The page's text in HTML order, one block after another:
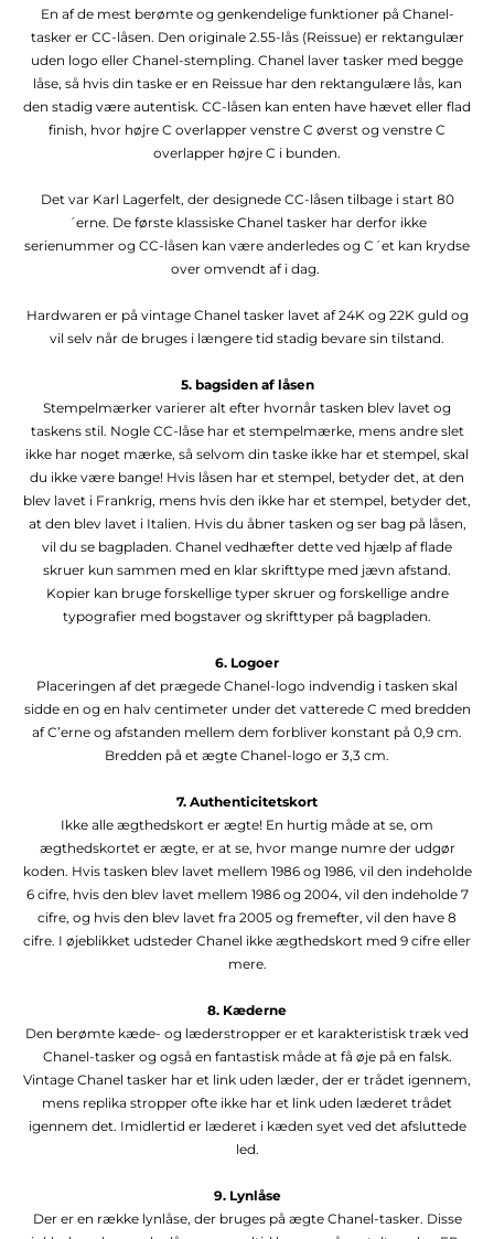
En af de mest berømte og genkendelige funktioner på Chanel-
tasker er CC-låsen. Den originale 2.55-lås (Reissue) er rektangulær
uden logo eller Chanel-stempling. Chanel laver tasker med begge
låse, så hvis din taske er en Reissue har den rektangulære lås, kan
den stadig være autentisk. CC-låsen kan enten have hævet eller flad
finish, hvor højre C overlapper venstre C øverst og venstre C
overlapper højre C i bunden.
Det var Karl Lagerfelt, der designede CC-låsen tilbage i start 80
´erne. De første klassiske Chanel tasker har derfor ikke
serienummer og CC-låsen kan være anderledes og C´et kan krydse
over omvendt af i dag.
Hardwaren er på vintage Chanel tasker lavet af 24K og 22K guld og
vil selv når de bruges i længere tid stadig bevare sin tilstand.
5. bagsiden af ​​låsen
Stempelmærker varierer alt efter hvornår tasken blev lavet og
taskens stil. Nogle CC-låse har et stempelmærke, mens andre slet
ikke har noget mærke, så selvom din taske ikke har et stempel, skal
du ikke være bange! Hvis låsen har et stempel, betyder det, at den
blev lavet i Frankrig, mens hvis den ikke har et stempel, betyder det,
at den blev lavet i Italien. Hvis du åbner tasken og ser bag på låsen,
vil du se bagpladen. Chanel vedhæfter dette ved hjælp af flade
skruer kun sammen med en klar skrifttype med jævn afstand.
Kopier kan bruge forskellige typer skruer og forskellige andre
typografier med bogstaver og skrifttyper på bagpladen.
6. Logoer
Placeringen af ​​det prægede Chanel-logo indvendig i tasken skal
sidde en og en halv centimeter under det vatterede C med bredden
af ​​C’erne og afstanden mellem dem forbliver konstant på 0,9 cm.
Bredden på et ægte Chanel-logo er 3,3 cm.
7. Authenticitetskort
Ikke alle ægthedskort er ægte! En hurtig måde at se, om
ægthedskortet er ægte, er at se, hvor mange numre der udgør
koden. Hvis tasken blev lavet mellem 1986 og 1986, vil den indeholde
6 cifre, hvis den blev lavet mellem 1986 og 2004, vil den indeholde 7
cifre, og hvis den blev lavet fra 2005 og fremefter, vil den have 8
cifre. I øjeblikket udsteder Chanel ikke ægthedskort med 9 cifre eller
mere.
8. Kæderne
Den berømte kæde- og læderstropper er et karakteristisk træk ved
Chanel-tasker og også en fantastisk måde at få øje på en falsk.
Vintage Chanel tasker har et link uden læder, der er trådet igennem,
mens replika stropper ofte ikke har et link uden læderet trådet
igennem det. Imidlertid er læderet i kæden syet ved det afsluttede
led.
9. Lynlåse
Der er en række lynlåse, der bruges på ægte Chanel-tasker. Disse